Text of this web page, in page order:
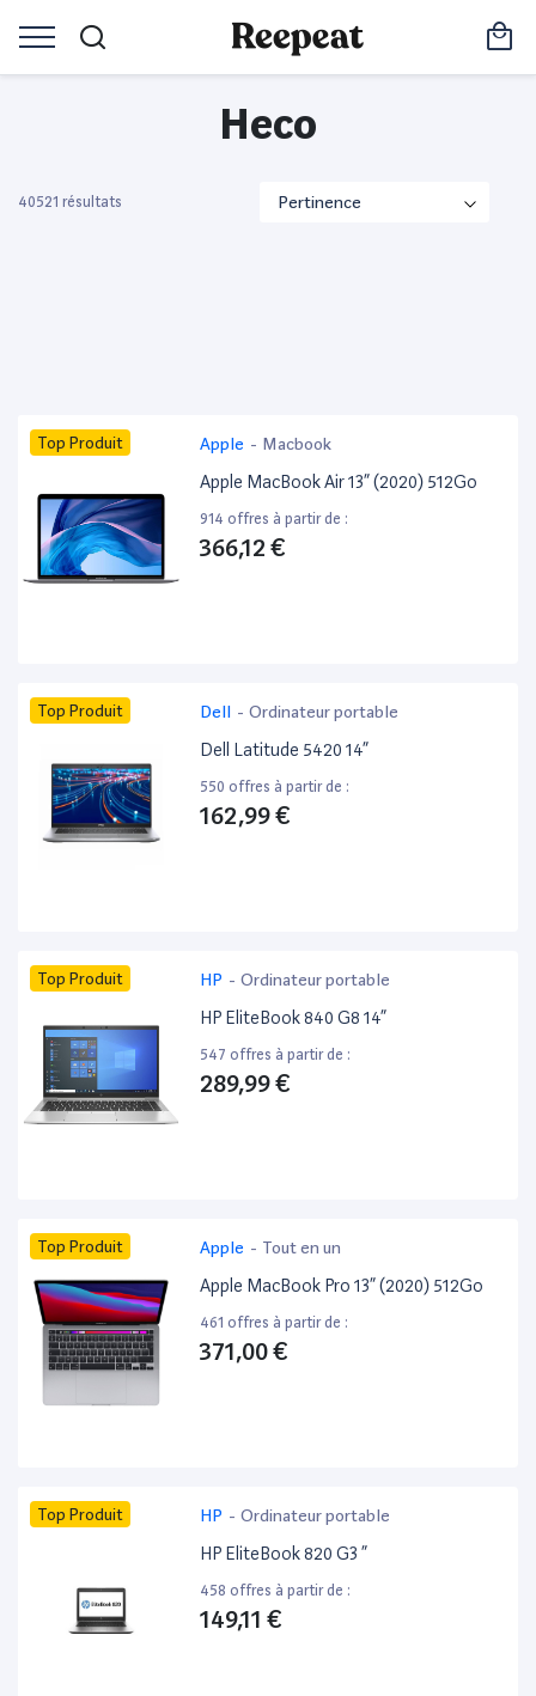
Heco
40521 résultats
Top Produit Apple - Macbook
Apple MacBook Air 13” (2020) 512Go
914 offres à partir de :
366,12 €
Top Produit Dell - Ordinateur portable
Dell Latitude 5420 14”
550 offres à partir de :
162,99 €
Top Produit HP - Ordinateur portable
HP EliteBook 840 G8 14”
547 offres à partir de :
289,99 €
Top Produit Apple - Tout en un
Apple MacBook Pro 13” (2020) 512Go
461 offres à partir de :
371,00 €
Top Produit HP - Ordinateur portable
HP EliteBook 820 G3 ”
458 offres à partir de :
149,11 €